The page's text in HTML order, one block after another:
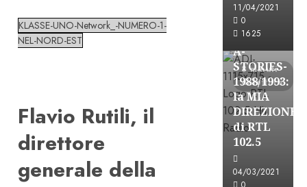
KLASSE-UNO-Network_-NUMERO-1-
NEL-NORD-EST
Flavio Rutili, il
direttore
generale della
11/04/2021
0
1625
8 minuti
di lettura
Formazione
FREE
A-
STORIES-
1988/1993:
la MIA
DIREZIONE
di RTL
102.5
04/03/2021
Formazione